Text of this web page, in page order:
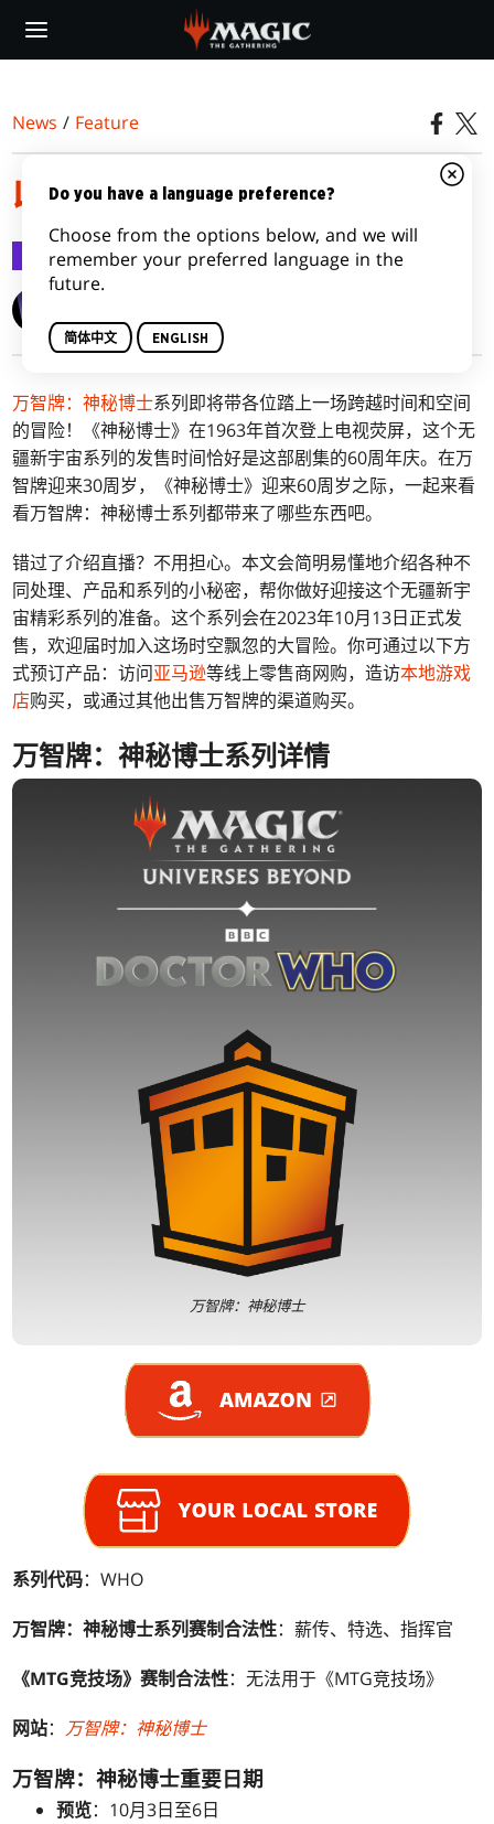
main
News / Feature
收集万智牌：神秘博士
Feature 2023-10-03
万智牌：神秘博士系列即将带各位踏上一场跨越时间和空间
的冒险！《神秘博士》在1963年首次登上电视荧屏，这个无
疆新宇宙系列的发售时间恰好是这部剧集的60周年庆。在万
智牌迎来30周岁，《神秘博士》迎来60周岁之际，一起来看
看万智牌：神秘博士系列都带来了哪些东西吧。
错过了介绍直播？不用担心。本文会简明易懂地介绍各种不
同处理、产品和系列的小秘密，帮你做好迎接这个无疆新宇
宙精彩系列的准备。这个系列会在2023年10月13日正式发
售，欢迎届时加入这场时空飘忽的大冒险。你可通过以下方
式预订产品：访问亚马逊等线上零售商网购，造访本地游戏
店购买，或通过其他出售万智牌的渠道购买。
万智牌：神秘博士系列详情
万智牌：神秘博士
系列代码：WHO
万智牌：神秘博士系列赛制合法性：薪传、特选、指挥官
《MTG竞技场》赛制合法性：无法用于《MTG竞技场》
网站： 万智牌：神秘博士
万智牌：神秘博士重要日期
预览：10月3日至6日
Do you have a language preference?
Choose from the options below, and we will
remember your preferred language in the
future.
简体中文 ENGLISH